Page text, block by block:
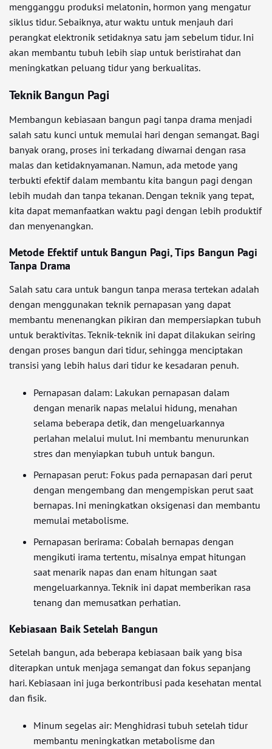
mengganggu produksi melatonin, hormon yang mengatur
siklus tidur. Sebaiknya, atur waktu untuk menjauh dari
perangkat elektronik setidaknya satu jam sebelum tidur. Ini
akan membantu tubuh lebih siap untuk beristirahat dan
meningkatkan peluang tidur yang berkualitas.
Teknik Bangun Pagi
Membangun kebiasaan bangun pagi tanpa drama menjadi
salah satu kunci untuk memulai hari dengan semangat. Bagi
banyak orang, proses ini terkadang diwarnai dengan rasa
malas dan ketidaknyamanan. Namun, ada metode yang
terbukti efektif dalam membantu kita bangun pagi dengan
lebih mudah dan tanpa tekanan. Dengan teknik yang tepat,
kita dapat memanfaatkan waktu pagi dengan lebih produktif
dan menyenangkan.
Metode Efektif untuk Bangun Pagi, Tips Bangun Pagi
Tanpa Drama
Salah satu cara untuk bangun tanpa merasa tertekan adalah
dengan menggunakan teknik pernapasan yang dapat
membantu menenangkan pikiran dan mempersiapkan tubuh
untuk beraktivitas. Teknik-teknik ini dapat dilakukan seiring
dengan proses bangun dari tidur, sehingga menciptakan
transisi yang lebih halus dari tidur ke kesadaran penuh.
Pernapasan dalam: Lakukan pernapasan dalam
dengan menarik napas melalui hidung, menahan
selama beberapa detik, dan mengeluarkannya
perlahan melalui mulut. Ini membantu menurunkan
stres dan menyiapkan tubuh untuk bangun.
Pernapasan perut: Fokus pada pernapasan dari perut
dengan mengembang dan mengempiskan perut saat
bernapas. Ini meningkatkan oksigenasi dan membantu
memulai metabolisme.
Pernapasan berirama: Cobalah bernapas dengan
mengikuti irama tertentu, misalnya empat hitungan
saat menarik napas dan enam hitungan saat
mengeluarkannya. Teknik ini dapat memberikan rasa
tenang dan memusatkan perhatian.
Kebiasaan Baik Setelah Bangun
Setelah bangun, ada beberapa kebiasaan baik yang bisa
diterapkan untuk menjaga semangat dan fokus sepanjang
hari. Kebiasaan ini juga berkontribusi pada kesehatan mental
dan fisik.
Minum segelas air: Menghidrasi tubuh setelah tidur
membantu meningkatkan metabolisme dan